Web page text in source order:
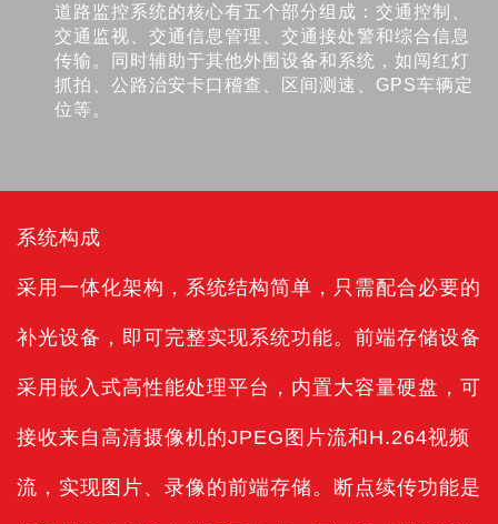
道路监控系统的核心有五个部分组成：交通控制、
交通监视、交通信息管理、交通接处警和综合信息
传输。同时辅助于其他外围设备和系统，如闯红灯
抓拍、公路治安卡口稽查、区间测速、GPS车辆定
位等。
系统构成
采用一体化架构，系统结构简单，只需配合必要的
补光设备，即可完整实现系统功能。前端存储设备
采用嵌入式高性能处理平台，内置大容量硬盘，可
接收来自高清摄像机的JPEG图片流和H.264视频
流，实现图片、录像的前端存储。断点续传功能是